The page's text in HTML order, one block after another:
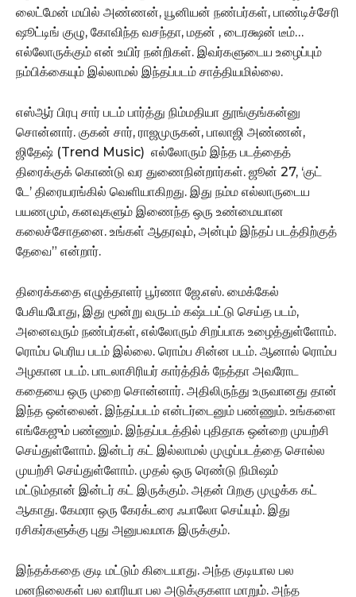
லைட்மேன் மயில் அண்ணன், யூனியன் நண்பர்கள், பாண்டிச்சேரி
ஷூட்டிங் குழு, கோவிந்த வசந்தா, மதன் , டைரக்ஷன் டீம்…
எல்லோருக்கும் என் உயிர் நன்றிகள். இவர்களுடைய உழைப்பும்
நம்பிக்கையும் இல்லாமல் இந்தப்படம் சாத்தியமில்லை.
எஸ்ஆர் பிரபு சார் படம் பார்த்து நிம்மதியா தூங்குங்கன்னு
சொன்னார். குகன் சார், ராஜமுருகன், பாலாஜி அண்ணன்,
ஜிதேஷ் (Trend Music) எல்லோரும் இந்த படத்தைத்
திரைக்குக் கொண்டு வர துணைநின்றார்கள். ஜூன் 27, ‘குட்
டே’ திரையரங்கில் வெளியாகிறது. இது நம்ம எல்லாருடைய
பயணமும், கனவுகளும் இணைந்த ஒரு உண்மையான
கலைச்சோதனை. உங்கள் ஆதரவும், அன்பும் இந்தப் படத்திற்குத்
தேவை” என்றார்.
திரைக்கதை எழுத்தாளர் பூர்ணா ஜே.எஸ். மைக்கேல்
பேசியபோது, இது மூன்று வருடம் கஷ்டபட்டு செய்த படம்,
அனைவரும் நண்பர்கள், எல்லோரும் சிறப்பாக உழைத்துள்ளோம்.
ரொம்ப பெரிய படம் இல்லை. ரொம்ப சின்ன படம். ஆனால் ரொம்ப
அழகான படம். பாடலாசிரியர் கார்த்திக் நேத்தா அவரோட
கதையை ஒரு முறை சொன்னார். அதிலிருந்து உருவானது தான்
இந்த ஒன்லைன். இந்தப்படம் என்டர்டைனும் பண்ணும். உங்களை
எங்கேஜும் பண்ணும். இந்தப்படத்தில் புதிதாக ஒன்றை முயற்சி
செய்துள்ளோம். இன்டர் கட் இல்லாமல் முழுப்படத்தை சொல்ல
முயற்சி செய்துள்ளோம். முதல் ஒரு ரெண்டு நிமிஷம்
மட்டும்தான் இன்டர் கட் இருக்கும். அதன் பிறகு முழுக்க கட்
ஆகாது. கேமரா ஒரு கேரக்டரை ஃபாலோ செய்யும். இது
ரசிகர்களுக்கு புது அனுபவமாக இருக்கும்.
இந்தக்கதை குடி மட்டும் கிடையாது. அந்த குடியால பல
மனநிலைகள் பல வாரியா பல அடுக்குகளா மாறும். அந்த